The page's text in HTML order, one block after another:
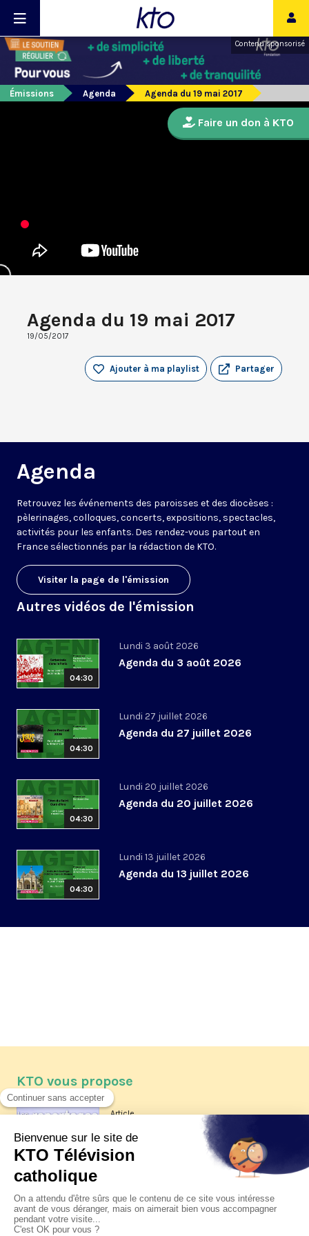
Contenu sponsorisé
Émissions Agenda Agenda du 19 mai 2017
Agenda du 19 mai 2017
19/05/2017
Partager
Ajouter à ma playlist
Agenda
Retrouvez les événements des paroisses et des diocèses :
pèlerinages, colloques, concerts, expositions, spectacles,
activités pour les enfants. Des rendez-vous partout en
France sélectionnés par la rédaction de KTO.
Visiter la page de l'émission
Autres vidéos de l'émission
04:30
Lundi 3 août 2026
Agenda du 3 août 2026
04:30
Lundi 27 juillet 2026
Agenda du 27 juillet 2026
04:30
Lundi 20 juillet 2026
Agenda du 20 juillet 2026
04:30
Lundi 13 juillet 2026
Agenda du 13 juillet 2026
Faire un don à KTO
KTO vous propose
Article
Les reportages d'été 2026 de KTO
La visite pastorale du pape Léon
XIV à Assise à suivre sur KTO le
jeudi 6 août